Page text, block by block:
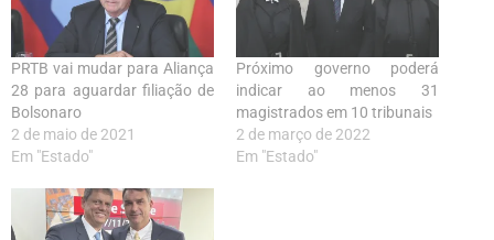
PRTB vai mudar para Aliança
28 para aguardar filiação de
Bolsonaro
2 de maio de 2021
Em "Estado"
Próximo governo poderá
indicar ao menos 31
magistrados em 10 tribunais
2 de março de 2022
Em "Estado"